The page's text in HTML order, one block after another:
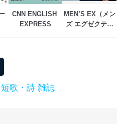
CNN ENGLISH
EXPRESS
MEN’S EX（メン
ズ エグゼクティ
歌・詩 雑誌